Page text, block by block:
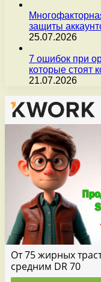
защиты
25.07.2026
7 ошибок при
которые стоят
21.07.2026